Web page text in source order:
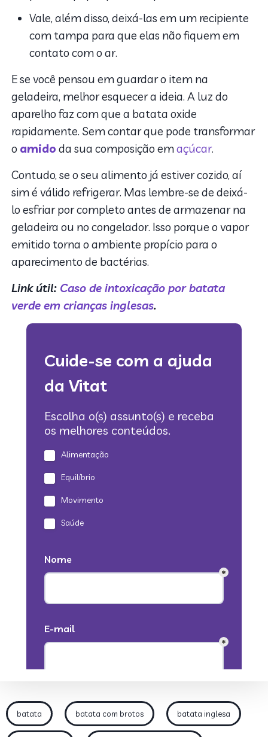
Vale, além disso, deixá-las em um recipiente
com tampa para que elas não fiquem em
contato com o ar.
E se você pensou em guardar o item na
geladeira, melhor esquecer a ideia. A luz do
aparelho faz com que a batata oxide
rapidamente. Sem contar que pode transformar
o amido da sua composição emaçúcar.
Contudo, se o seu alimento já estiver cozido, aí
sim é válido refrigerar. Mas lembre-se de deixá-
lo esfriar por completo antes de armazenar na
geladeira ou no congelador. Isso porque o vapor
emitido torna o ambiente propício para o
aparecimento de bactérias.
Link útil: Caso de intoxicação por batata
verde em crianças inglesas.
batata batata com brotos batata inglesa